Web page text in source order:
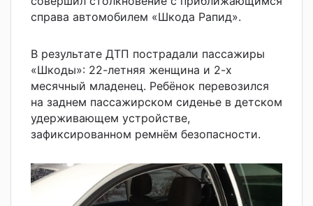
справа автомобилем «Шкода Рапид».
В результате ДТП пострадали пассажиры
«Шкоды»: 22-летняя женщина и 2-х
месячный младенец. Ребёнок перевозился
на заднем пассажирском сиденье в детском
удерживающем устройстве,
зафиксированном ремнём безопасности.